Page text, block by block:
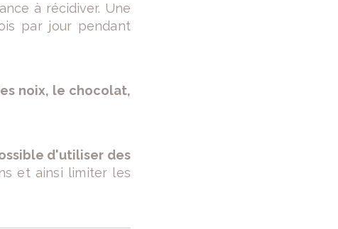
à récidiver. Une
par jour pendant
noix, le chocolat,
d'utiliser des
et ainsi limiter les